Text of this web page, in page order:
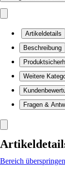
Artikeldetails
Beschreibung
Weitere
Fragen &
Bereich überspringen